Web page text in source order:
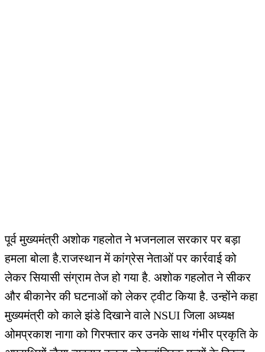
पूर्व मुख्यमंत्री अशोक गहलोत ने भजनलाल सरकार पर बड़ा
हमला बोला है.राजस्थान में कांग्रेस नेताओं पर कार्रवाई को
लेकर सियासी संग्राम तेज हो गया है. अशोक गहलोत ने सीकर
और बीकानेर की घटनाओं को लेकर ट्वीट किया है. उन्होंने कहा
मुख्यमंत्री को काले झंडे दिखाने वाले NSUI जिला अध्यक्ष
ओमप्रकाश नागा को गिरफ्तार कर उनके साथ गंभीर प्रकृति के